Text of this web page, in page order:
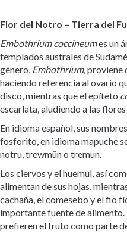
Flor del Notro – Tierra del
Embothrium coccineumes un
templados australes de
género, Embothrium,proviene
haciendo referencia al ovario
disco, mientras que el epíteto
escarlata, aludiendo a las
En idioma español, sus
fosforito, en idioma mapuche
notru, trewmün o tremun.
Los ciervos y el huemul, así
alimentan de sus hojas,
cachaña, el comesebo y el fio
importante fuente de
prefieren el fruto como parte